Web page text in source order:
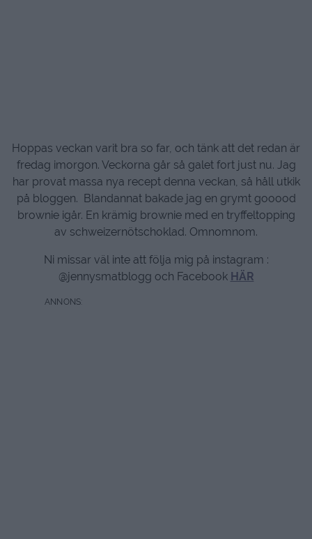
Hoppas veckan varit bra so far, och tänk att det redan är
fredag imorgon. Veckorna går så galet fort just nu. Jag
har provat massa nya recept denna veckan, så håll utkik
på bloggen. Blandannat bakade jag en grymt gooood
brownie igår. En krämig brownie med en tryffeltopping
av schweizernötschoklad. Omnomnom.
Ni missar väl inte att följa mig på instagram :
@jennysmatblogg och Facebook HÄR